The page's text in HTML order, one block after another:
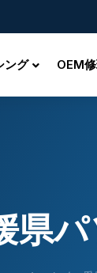
ング OEM
県